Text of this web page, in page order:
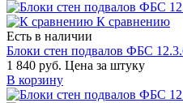
К сравнению
Есть в наличии
Блоки стен подвалов ФБС
1 840 руб. Цена за штуку
В корзину